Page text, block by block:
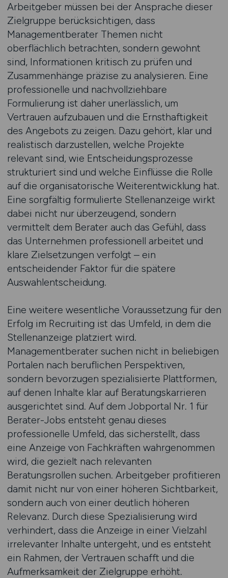
Arbeitgeber müssen bei der Ansprache dieser
Zielgruppe berücksichtigen, dass
Managementberater Themen nicht
oberflächlich betrachten, sondern gewohnt
sind, Informationen kritisch zu prüfen und
Zusammenhänge präzise zu analysieren. Eine
professionelle und nachvollziehbare
Formulierung ist daher unerlässlich, um
Vertrauen aufzubauen und die Ernsthaftigkeit
des Angebots zu zeigen. Dazu gehört, klar und
realistisch darzustellen, welche Projekte
relevant sind, wie Entscheidungsprozesse
strukturiert sind und welche Einflüsse die Rolle
auf die organisatorische Weiterentwicklung hat.
Eine sorgfältig formulierte Stellenanzeige wirkt
dabei nicht nur überzeugend, sondern
vermittelt dem Berater auch das Gefühl, dass
das Unternehmen professionell arbeitet und
klare Zielsetzungen verfolgt – ein
entscheidender Faktor für die spätere
Auswahlentscheidung.
Eine weitere wesentliche Voraussetzung für den
Erfolg im Recruiting ist das Umfeld, in dem die
Stellenanzeige platziert wird.
Managementberater suchen nicht in beliebigen
Portalen nach beruflichen Perspektiven,
sondern bevorzugen spezialisierte Plattformen,
auf denen Inhalte klar auf Beratungskarrieren
ausgerichtet sind. Auf dem Jobportal Nr. 1 für
Berater-Jobs entsteht genau dieses
professionelle Umfeld, das sicherstellt, dass
eine Anzeige von Fachkräften wahrgenommen
wird, die gezielt nach relevanten
Beratungsrollen suchen. Arbeitgeber profitieren
damit nicht nur von einer höheren Sichtbarkeit,
sondern auch von einer deutlich höheren
Relevanz. Durch diese Spezialisierung wird
verhindert, dass die Anzeige in einer Vielzahl
irrelevanter Inhalte untergeht, und es entsteht
ein Rahmen, der Vertrauen schafft und die
Aufmerksamkeit der Zielgruppe erhöht.